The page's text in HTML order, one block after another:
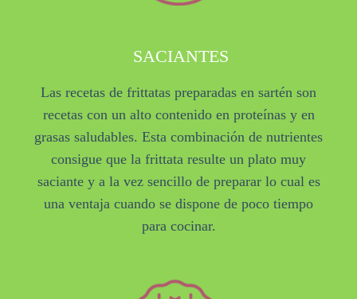
SACIANTES
Las recetas de frittatas preparadas en sartén son
recetas con un alto contenido en proteínas y en
grasas saludables. Esta combinación de nutrientes
consigue que la frittata resulte un plato muy
saciante y a la vez sencillo de preparar lo cual es
una ventaja cuando se dispone de poco tiempo
para cocinar.